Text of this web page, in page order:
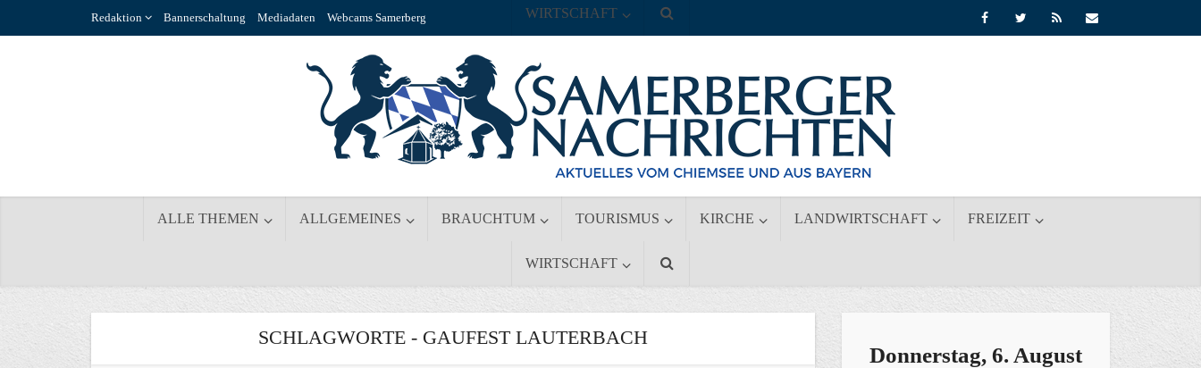
Redaktion Bannerschaltung Mediadaten Webcams Samerberg
ALLE THEMEN ALLGEMEINES BRAUCHTUM TOURISMUS KIRCHE LANDWIRTSCHAFT FREIZEIT
WIRTSCHAFT
WIRTSCHAFT
SCHLAGWORTE - GAUFEST LAUTERBACH
Donnerstag, 6. August